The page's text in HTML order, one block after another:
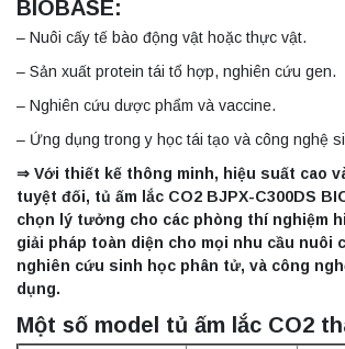
BIOBASE:
– Nuôi cấy tế bào động vật hoặc thực vật.
– Sản xuất protein tái tổ hợp, nghiên cứu gen.
– Nghiên cứu dược phẩm và vaccine.
– Ứng dụng trong y học tái tạo và công nghệ
⇒ Với thiết kế thông minh, hiệu suất cao
tuyệt đối, tủ ấm lắc CO2 BJPX-C300DS
chọn lý tưởng cho các phòng thí nghiệm
giải pháp toàn diện cho mọi nhu cầu nuôi
nghiên cứu sinh học phân tử, và công
dụng.
Một số model tủ ấm lắc CO2